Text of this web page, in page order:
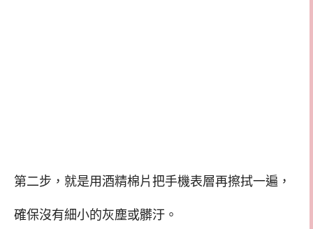
第二步，就是用酒精棉片把手機表層再擦拭一遍，
確保沒有細小的灰塵或髒汙。